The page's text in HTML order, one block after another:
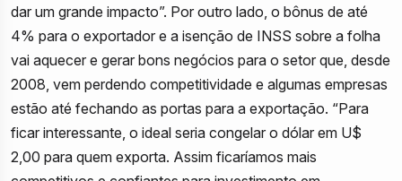
dar um grande impacto”. Por outro lado, o bônus de até
4% para o exportador e a isenção de INSS sobre a folha
vai aquecer e gerar bons negócios para o setor que, desde
2008, vem perdendo competitividade e algumas empresas
estão até fechando as portas para a exportação. “Para
ficar interessante, o ideal seria congelar o dólar em U$
2,00 para quem exporta. Assim ficaríamos mais